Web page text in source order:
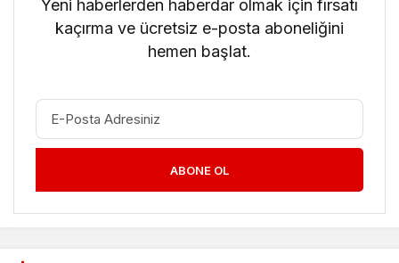
Yeni haberlerden haberdar olmak için fırsatı
kaçırma ve ücretsiz e-posta aboneliğini
hemen başlat.
ABONE OL